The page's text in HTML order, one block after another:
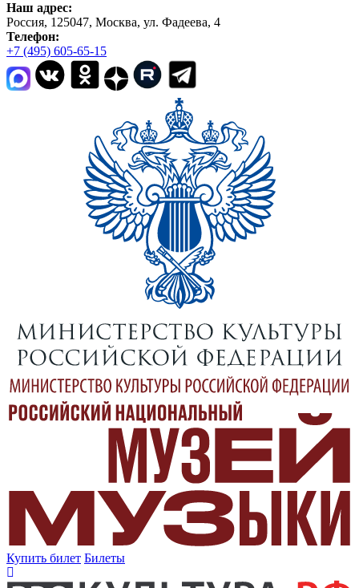
Наш адрес:
Россия, 125047, Москва, ул. Фадеева, 4
Телефон:
+7 (495) 605-65-15
Купить билет Билеты